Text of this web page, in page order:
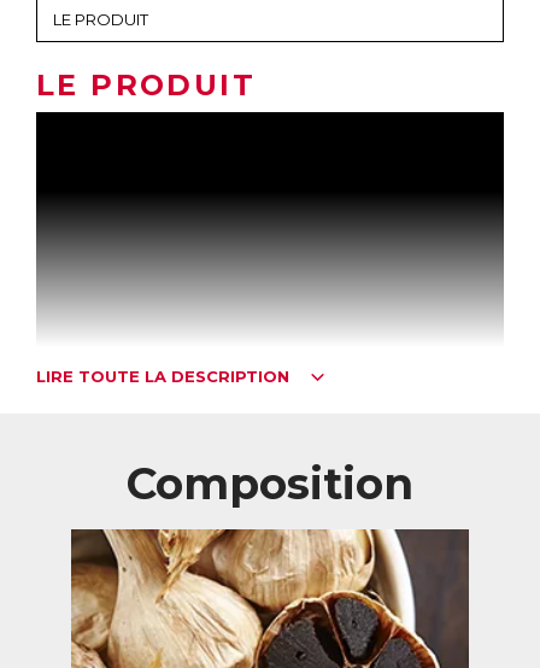
LE PRODUIT
Régulateur naturel de cholestérol nouvelle
génération
LIRE TOUTE LA DESCRIPTION
Composition